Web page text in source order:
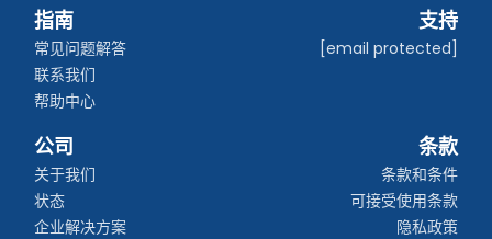
指南
常见问题解答
联系我们
帮助中心
支持
[email protected]
公司
关于我们
状态
企业解决方案
条款
条款和条件
可接受使用条款
隐私政策